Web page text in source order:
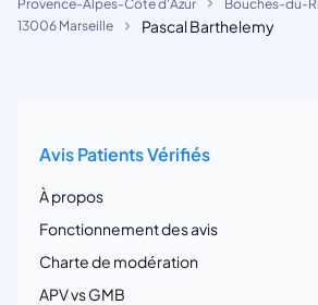
Provence-Alpes-Côte d'Azur
Bouches-du-
13006 Marseille
Pascal Barthelemy
Avis Patients Vérifiés
À propos
Fonctionnement des avis
Charte de modération
APV vs GMB